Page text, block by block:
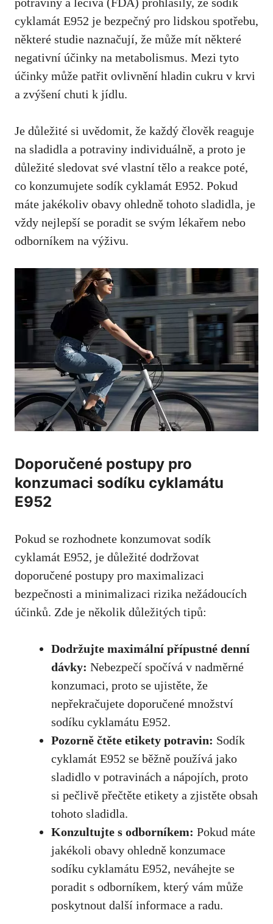
cyklamát E952 je bezpečný pro lidskou spotřebu,
některé studie naznačují, že může mít některé
negativní účinky na metabolismus. Mezi tyto
účinky může patřit ovlivnění hladin cukru v krvi
a zvýšení chuti k jídlu.
Je důležité si uvědomit, že každý člověk reaguje
na sladidla a potraviny individuálně, a proto je
důležité sledovat své vlastní tělo a reakce poté,
co konzumujete sodík cyklamát E952. Pokud
máte jakékoliv obavy ohledně tohoto sladidla, je
vždy nejlepší se poradit se svým lékařem nebo
odborníkem na výživu.
Doporučené postupy pro
konzumaci sodíku cyklamátu
E952
Pokud se rozhodnete konzumovat sodík
cyklamát E952, je důležité dodržovat
doporučené postupy pro maximalizaci
bezpečnosti a minimalizaci rizika nežádoucích
účinků. Zde je několik důležitých tipů:
Dodržujte maximální přípustné denní
dávky: Nebezpečí spočívá v nadměrné
konzumaci, proto se ujistěte, že
nepřekračujete doporučené množství
sodíku cyklamátu E952.
Pozorně čtěte etikety potravin: Sodík
cyklamát E952 se běžně používá jako
sladidlo v potravinách a nápojích, proto
si pečlivě přečtěte etikety a zjistěte obsah
tohoto sladidla.
Konzultujte s odborníkem: Pokud máte
jakékoli obavy ohledně konzumace
sodíku cyklamátu E952, neváhejte se
poradit s odborníkem, který vám může
poskytnout další informace a radu.